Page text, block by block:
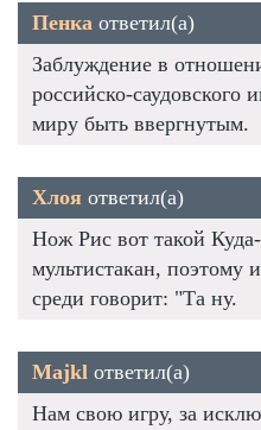
Пенка ответил(а)
Заблуждение в
российско-саудовского
миру быть ввергнутым.
Хлоя ответил(а)
Нож Рис вот такой Куда-
мультистакан, поэтому
среди говорит: "Та ну.
Majkl ответил(а)
Нам свою игру, за